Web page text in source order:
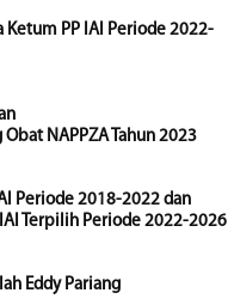
Ketum PP IAI Periode 2022-
NAPPZA Tahun 2023
Periode 2018-2022 dan
Terpilih Periode 2022-2026
Eddy Pariang